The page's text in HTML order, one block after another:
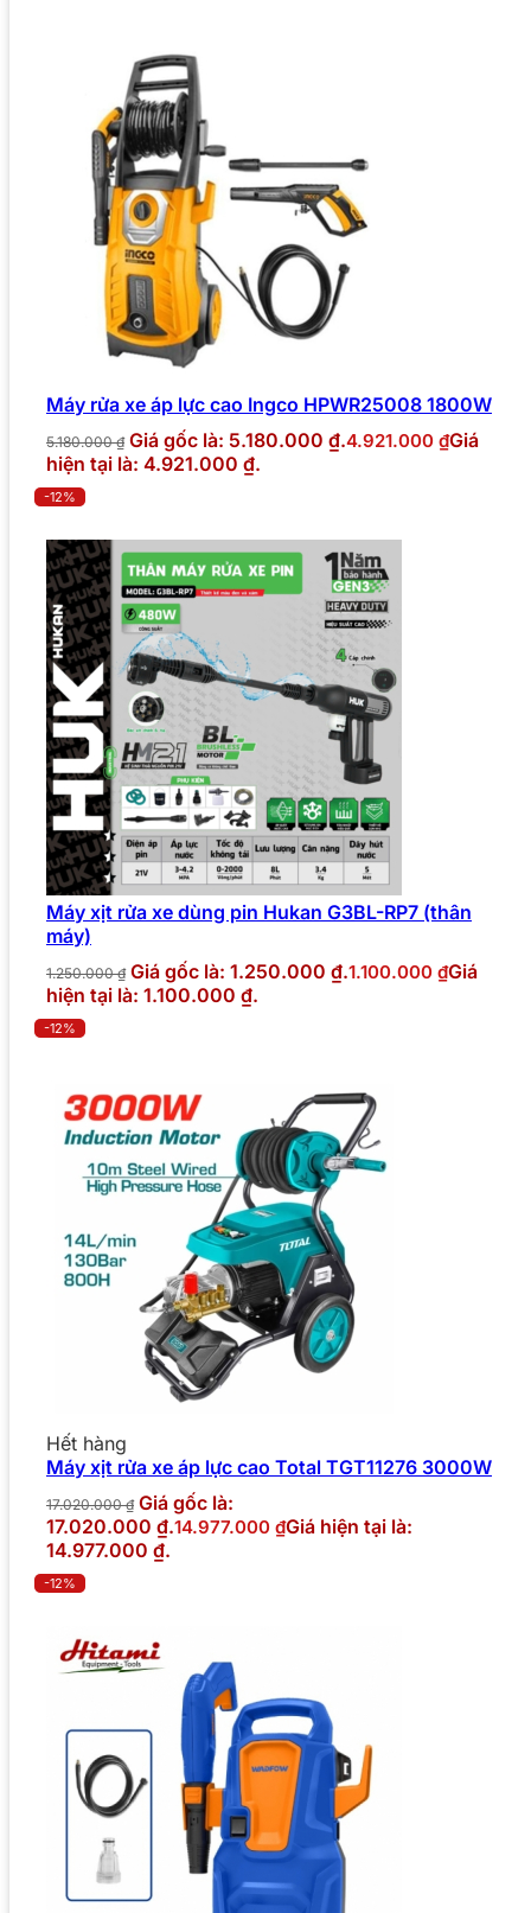
Máy rửa xe áp lực cao Ingco HPWR25008 1800W
5.180.000₫ Giá gốc là: 5.180.000 ₫.4.921.000 ₫Giá
hiện tại là: 4.921.000 ₫.
-12%
Máy xịt rửa xe dùng pin Hukan G3BL-RP7 (thân
máy)
1.250.000₫ Giá gốc là: 1.250.000 ₫.1.100.000 ₫Giá
hiện tại là: 1.100.000 ₫.
-12%
Hết hàng
Máy xịt rửa xe áp lực cao Total TGT11276 3000W
17.020.000₫ Giá gốc là:
17.020.000 ₫.14.977.000 ₫Giá hiện tại là:
14.977.000 ₫.
-12%